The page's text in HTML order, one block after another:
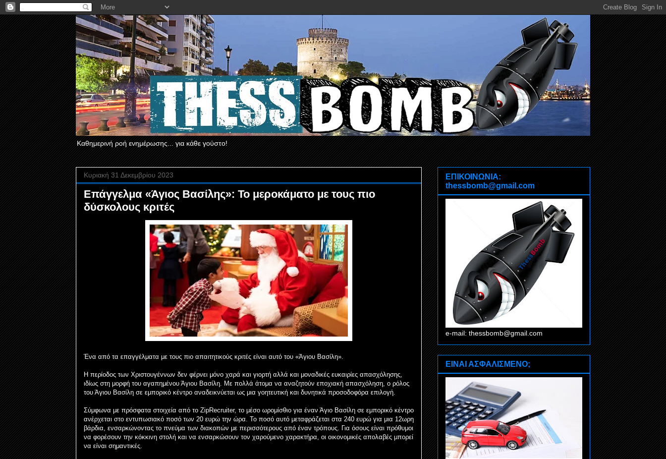
Καθημερινή ροή ενημέρωσης... για κάθε γούστο!
Κυριακή 31 Δεκεμβρίου 2023
Επάγγελμα «Άγιος Βασίλης»: Το μεροκάματο με τους πιο
δύσκολους κριτές
Ένα από τα επαγγέλματα με τους πιο απαιτητικούς κριτές είναι αυτό του «Άγιου Βασίλη».
Η περίοδος των Χριστουγέννων δεν φέρνει μόνο χαρά και γιορτή αλλά και μοναδικές ευκαιρίες απασχόλησης,
ιδίως στη μορφή του αγαπημένου Άγιου Βασίλη. Με πολλά άτομα να αναζητούν εποχιακή απασχόληση, ο ρόλος
του Άγιου Βασίλη σε εμπορικό κέντρο αναδεικνύεται ως μια γοητευτική και δυνητικά προσοδοφόρα επιλογή.
Σύμφωνα με πρόσφατα στοιχεία από το ZipRecruiter, το μέσο ωρομίσθιο για έναν Άγιο Βασίλη σε εμπορικό κέντρο
ανέρχεται στο εντυπωσιακό ποσό των 20 ευρώ την ώρα. Το ποσό αυτό μεταφράζεται στα 240 ευρώ για μια 12ωρη
βάρδια, ενσαρκώνοντας το πνεύμα των διακοπών με περισσότερους από έναν τρόπους. Για όσους είναι πρόθυμοι
να φορέσουν την κόκκινη στολή και να ενσαρκώσουν τον χαρούμενο χαρακτήρα, οι οικονομικές απολαβές μπορεί
να είναι σημαντικές.
ΕΠΙΚΟΙΝΩΝΙΑ:
thessbomb@gmail.com
e-mail: thessbomb@gmail.com
ΕΙΝΑΙ ΑΣΦΑΛΙΣΜΕΝΟ;